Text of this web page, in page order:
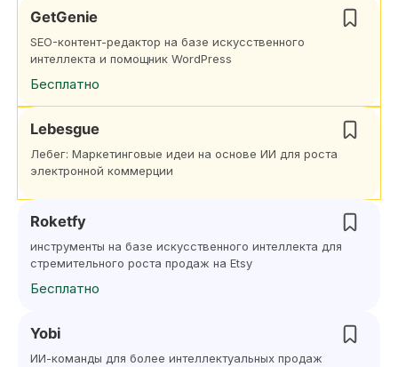
GetGenie
SEO-контент-редактор на базе искусственного
интеллекта и помощник WordPress
Бесплатно
Lebesgue
Лебег: Маркетинговые идеи на основе ИИ для роста
электронной коммерции
Roketfy
инструменты на базе искусственного интеллекта для
стремительного роста продаж на Etsy
Бесплатно
Yobi
ИИ-команды для более интеллектуальных продаж